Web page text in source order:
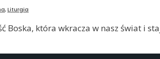
,Liturgia
Boska, która wkracza w nasz świat i